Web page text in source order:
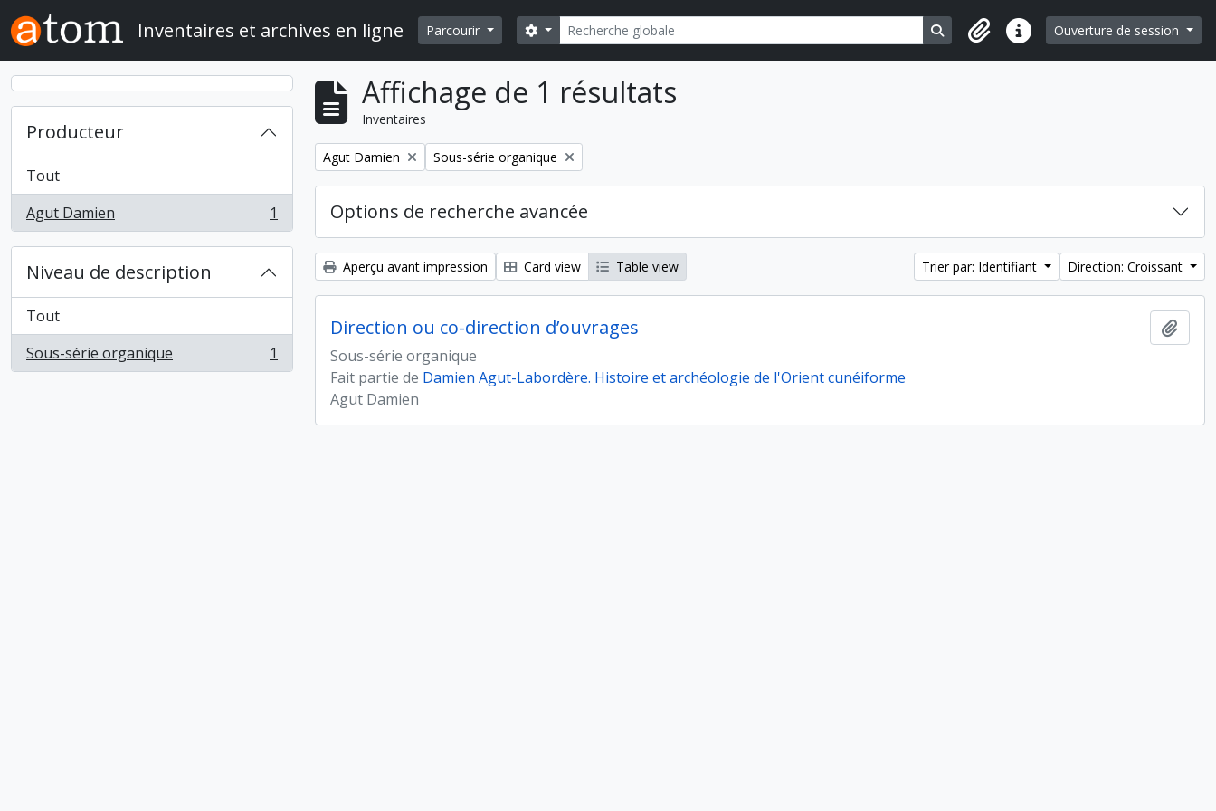
Skip to main content
Inventaires et archives en ligne Parcourir Rechercher
Search options Search in browse page
Liens rapidesOuverture de session
Producteur
Tout
Agut Damien
, 1 résultats 1
Niveau de description
Tout
Sous-série organique
, 1 résultats 1
Affichage de 1 résultats
Inventaires
Remove filter:
Agut Damien Remove filter:
Sous-série organique
Options de recherche avancée
Aperçu avant impression Card view Table view Trier par: Identifiant Direction: Croissant
Direction ou co-direction d’ouvrages
Sous-série organique
Fait partie de Damien Agut-Labordère. Histoire et archéologie de l'Orient cunéiforme
Agut Damien